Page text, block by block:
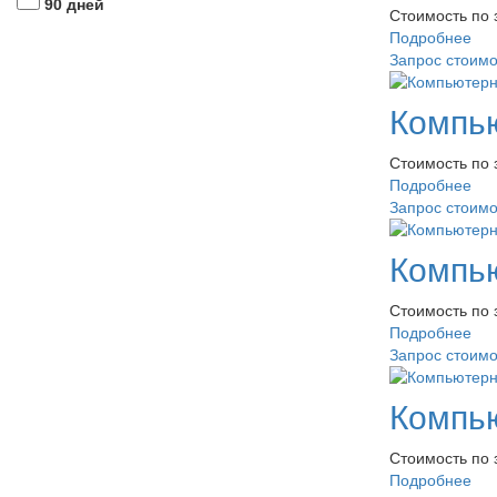
90 дней
Стоимость по
Подробнее
Запрос
Стоимость по
Подробнее
Запрос
Стоимость по
Подробнее
Запрос
Стоимость по
Подробнее